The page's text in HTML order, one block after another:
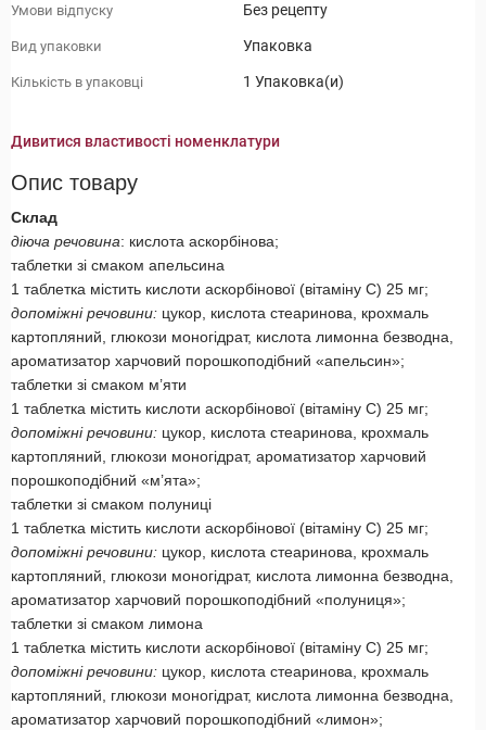
Умови відпуску Без рецепту
Вид упаковки Упаковка
Кількість в упаковці 1 Упаковка(и)
Дивитися властивості номенклатури
Опис товару
Склад
діюча речовина: кислота аскорбінова;
таблетки зі смаком апельсина
1 таблетка містить кислоти аскорбінової (вітаміну С) 25 мг;
допоміжні речовини: цукор, кислота стеаринова, крохмаль
картопляний, глюкози моногідрат, кислота лимонна безводна,
ароматизатор харчовий порошкоподібний «апельсин»;
таблетки зі смаком м’яти
1 таблетка містить кислоти аскорбінової (вітаміну С) 25 мг;
допоміжні речовини: цукор, кислота стеаринова, крохмаль
картопляний, глюкози моногідрат, ароматизатор харчовий
порошкоподібний «м’ята»;
таблетки зі смаком полуниці
1 таблетка містить кислоти аскорбінової (вітаміну С) 25 мг;
допоміжні речовини: цукор, кислота стеаринова, крохмаль
картопляний, глюкози моногідрат, кислота лимонна безводна,
ароматизатор харчовий порошкоподібний «полуниця»;
таблетки зі смаком лимона
1 таблетка містить кислоти аскорбінової (вітаміну С) 25 мг;
допоміжні речовини: цукор, кислота стеаринова, крохмаль
картопляний, глюкози моногідрат, кислота лимонна безводна,
ароматизатор харчовий порошкоподібний «лимон»;